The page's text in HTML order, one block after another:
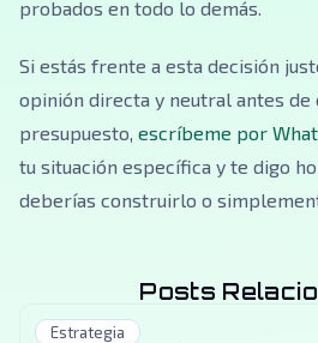
probados en todo lo demás.
Si estás frente a esta decisión
opinión directa y neutral antes
presupuesto, escríbeme por
tu situación específica y te digo
deberías construirlo o
Posts
Estrategia